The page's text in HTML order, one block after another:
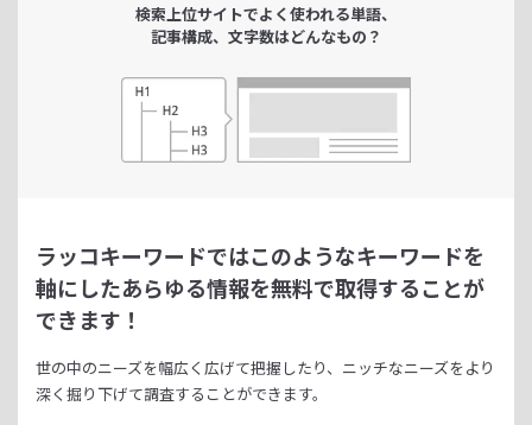
検索上位サイトでよく使われる単語、
記事構成、文字数はどんなもの？
ラッコキーワードではこのようなキーワードを
軸にしたあらゆる情報を無料で取得することが
できます！
世の中のニーズを幅広く広げて把握したり、 ニッチなニーズをより
深く掘り下げて調査することができます。